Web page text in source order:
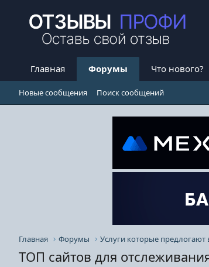
Главная Форумы Что нового?
Новые сообщения Поиск сообщений
Главная Форумы Услуги которые предлогают
ТОП сайтов для